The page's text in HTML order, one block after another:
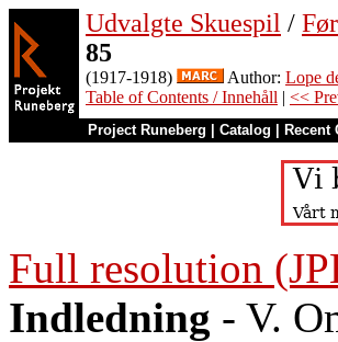
Udvalgte Skuespil /
85
(1917-1918) Author: Lope
Table of Contents / Innehåll | <<
Project Runeberg Catalog Recent
Full resolution
Indledning - V.